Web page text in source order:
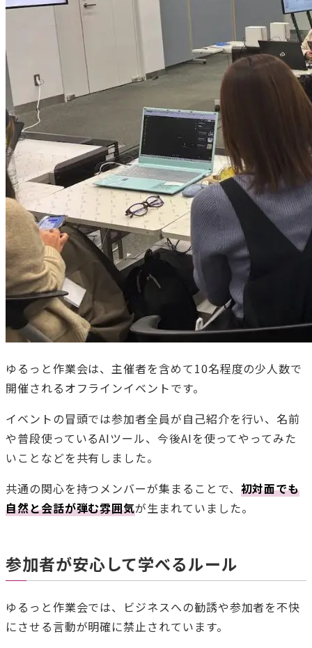
ゆるっと作業会は、主催者を含めて10名程度の少人数で
開催されるオフラインイベントです。
イベントの冒頭では参加者全員が自己紹介を行い、名前
や普段使っているAIツール、今後AIを使ってやってみた
いことなどを共有しました。
共通の関心を持つメンバーが集まることで、 初対面でも
自然と会話が弾む雰囲気が生まれていました。
参加者が安心して学べるルール
ゆるっと作業会では、ビジネスへの勧誘や参加者を不快
にさせる言動が明確に禁止されています。